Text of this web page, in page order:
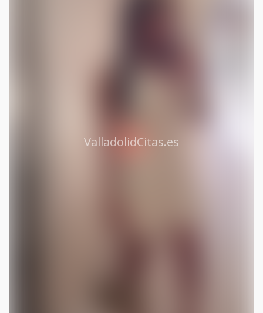
ValladolidCitas.es